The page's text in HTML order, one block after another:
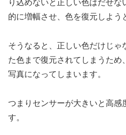
り込めないと正しい色はだせ
的に増幅させ、色を復元しよう
そうなると、正しい色だけじゃ
た色まで復元されてしまうため
写真になってしまいます。
つまりセンサーが大きいと高感
す。